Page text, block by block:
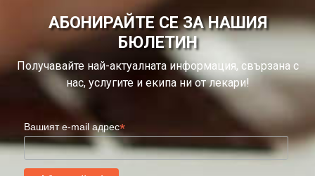
АБОНИРАЙТЕ СЕ ЗА НАШИЯ
БЮЛЕТИН
Получавайте най-актуалната информация, свързана с
нас, услугите и екипа ни от лекари!
Вашият e-mail адрес*